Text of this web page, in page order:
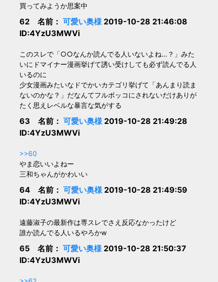
買ってみようか思案中
62 名前： 可愛い奥様2019-10-28 21:46:08
ID:4YzU3MWVi
このスレで「○○なんか読んでる人いないよね…？」みた
いにドマイナー漫画挙げて誘い受けしても必ず読んでる人
いるのに
少女漫画みたいなドでかいカテゴリ挙げて「あんまり読ま
ないのかな？」だなんてフルボッコにされないだけありが
たく思えレベルな暴言な気がする
63 名前： 可愛い奥様2019-10-28 21:49:28
ID:4YzU3MWVi
>>60
やま恋いいよねー
三和ちゃんがかわいい
64 名前： 可愛い奥様2019-10-28 21:49:59
ID:4YzU3MWVi
遠藤淑子の最新作は専スレでさえ反応なかったけど
誰か読んでる人いるやろかw
65 名前： 可愛い奥様2019-10-28 21:50:37
ID:4YzU3MWVi